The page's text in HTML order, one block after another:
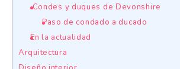
Condes y duques de Devonshire
Paso de condado a ducado
En la actualidad
Arquitectura